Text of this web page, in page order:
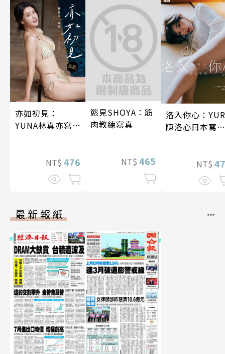
亦如初見：
YUNA林真亦寫
NT$ 476
慾見SHOYA：筋
肉教練寫真
NT$ 465
洛入你心：
陳洛心日本寫真
NT$
最新報紙